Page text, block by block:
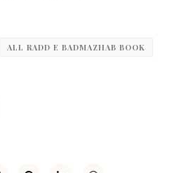
ALL RADD E BADMAZHAB BOOK